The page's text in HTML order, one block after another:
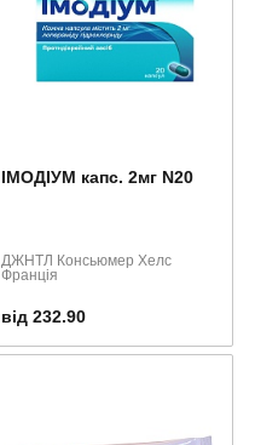
ІМОДІУМ капс. 2мг N20
ДЖНТЛ Консьюмер Хелс
Франція
від 232.90